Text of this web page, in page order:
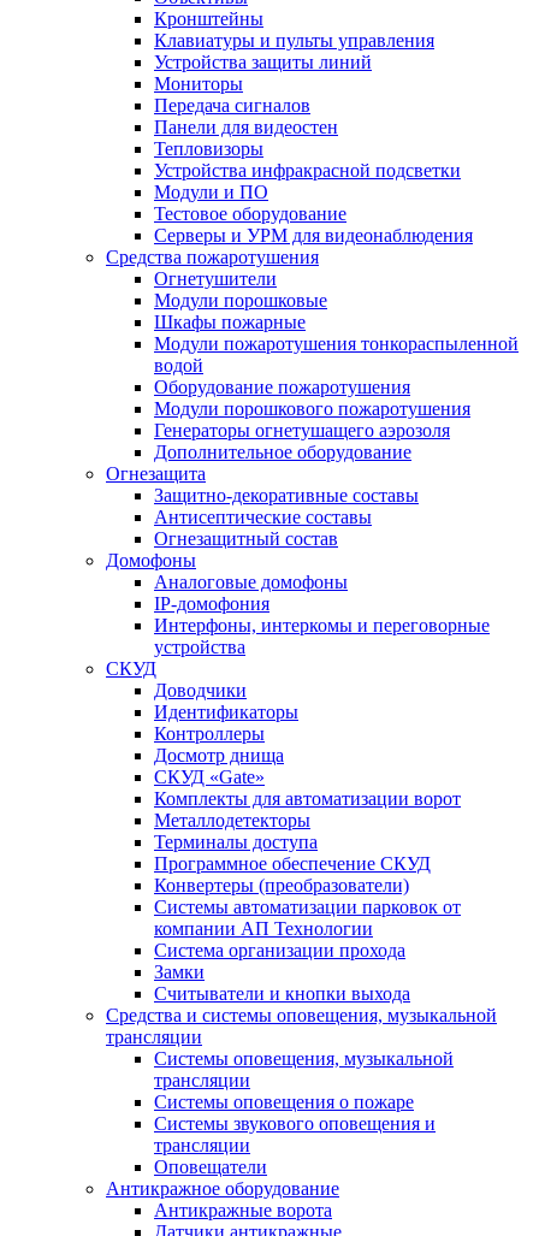
Кронштейны
Клавиатуры и пульты управления
Устройства защиты линий
Мониторы
Передача сигналов
Панели для видеостен
Тепловизоры
Устройства инфракрасной подсветки
Модули и ПО
Тестовое оборудование
Серверы и УРМ для видеонаблюдения
Средства пожаротушения
Огнетушители
Модули порошковые
Шкафы пожарные
Модули пожаротушения тонкораспыленной
водой
Оборудование пожаротушения
Модули порошкового пожаротушения
Генераторы огнетушащего аэрозоля
Дополнительное оборудование
Огнезащита
Защитно-декоративные составы
Антисептические составы
Огнезащитный состав
Домофоны
Аналоговые домофоны
IP-домофония
Интерфоны, интеркомы и переговорные
устройства
СКУД
Доводчики
Идентификаторы
Контроллеры
Досмотр днища
СКУД «Gate»
Комплекты для автоматизации ворот
Металлодетекторы
Терминалы доступа
Программное обеспечение СКУД
Конвертеры (преобразователи)
Системы автоматизации парковок от
компании АП Технологии
Система организации прохода
Замки
Считыватели и кнопки выхода
Средства и системы оповещения, музыкальной
трансляции
Системы оповещения, музыкальной
трансляции
Системы оповещения о пожаре
Системы звукового оповещения и
трансляции
Оповещатели
Антикражное оборудование
Антикражные ворота
Датчики антикражные